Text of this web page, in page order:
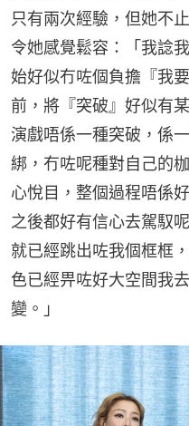
只有兩次經驗，但她不
令她感覺鬆容：「我諗
始好似冇咗個負擔『我
前，將『突破』好似有
演戲唔係一種突破，係
綁，冇咗呢種對自己的
心悅目，整個過程唔係
之後都好有信心去駕馭
就已經跳出咗我個框框
色已經畀咗好大空間我
變。」